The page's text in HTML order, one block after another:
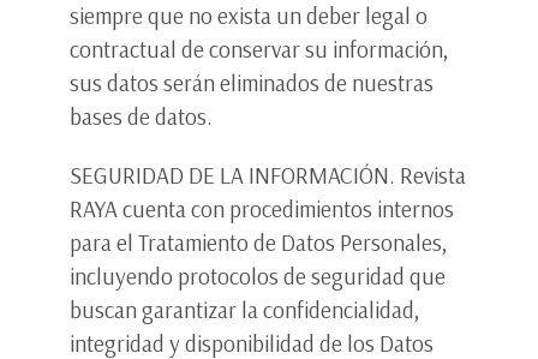
siempre que no exista un deber legal o
contractual de conservar su información,
sus datos serán eliminados de nuestras
bases de datos.
SEGURIDAD DE LA INFORMACIÓN. Revista
RAYA cuenta con procedimientos internos
para el Tratamiento de Datos Personales,
incluyendo protocolos de seguridad que
buscan garantizar la confidencialidad,
integridad y disponibilidad de los Datos